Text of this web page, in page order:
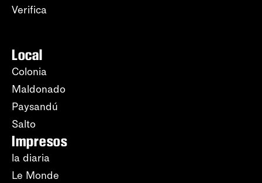
Verifica
Local
Colonia
Maldonado
Paysandú
Salto
Impresos
la diaria
Le Monde